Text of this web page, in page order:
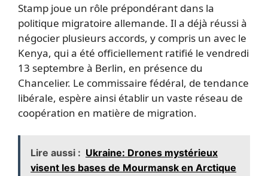
Stamp joue un rôle prépondérant dans la
politique migratoire allemande. Il a déjà réussi à
négocier plusieurs accords, y compris un avec le
Kenya, qui a été officiellement ratifié le vendredi
13 septembre à Berlin, en présence du
Chancelier. Le commissaire fédéral, de tendance
libérale, espère ainsi établir un vaste réseau de
coopération en matière de migration.
Lire aussi : Ukraine: Drones mystérieux
visent les bases de Mourmansk en Arctique